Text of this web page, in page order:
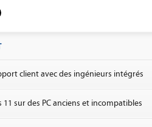
client avec des ingénieurs intégrés
sur des PC anciens et incompatibles